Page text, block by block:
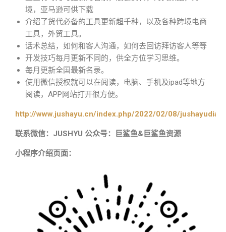
境，亚马逊可供下载
介绍了货代必备的工具更新超千种，以及各种跨境电商
工具，外贸工具。
话术总结，如何和客人沟通，如何去回访拜访客人等等
开发技巧每月更新不同的，供全方位学习思维。
每月更新全国最新名录。
使用微信授权就可以在阅读，电脑、手机及ipad等地方
阅读，APP网站打开很方便。
http://www.jushayu.cn/index.php/2022/02/08/
联系微信：JUSHYU 公众号：巨鲨鱼&巨鲨鱼资源
小程序介绍页面：